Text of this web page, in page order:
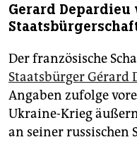
Gerard
Der französische
Staatsbürger Gérard
Angaben zufolge
Ukraine-Krieg
an seiner russischen